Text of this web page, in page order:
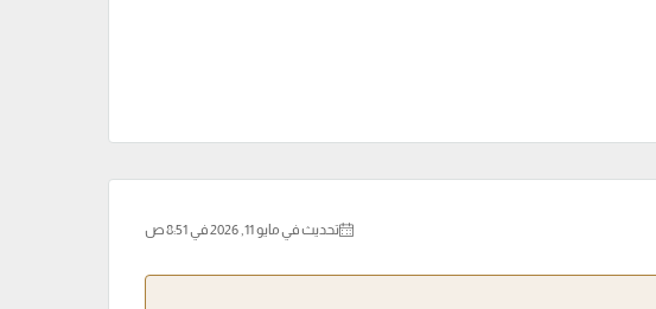
تحديث في مايو 11, 2026 في 8:51 ص